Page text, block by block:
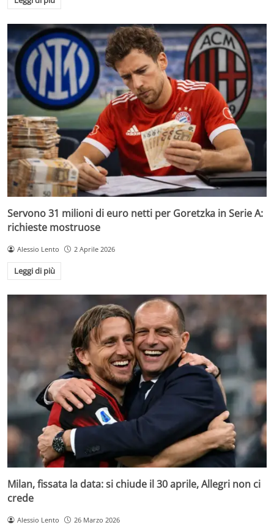
Servono 31 milioni di euro netti per Goretzka in Serie A:
richieste mostruose
Alessio Lento 2 Aprile 2026
Leggi di più
Milan, fissata la data: si chiude il 30 aprile, Allegri non ci
crede
Alessio Lento 26 Marzo 2026